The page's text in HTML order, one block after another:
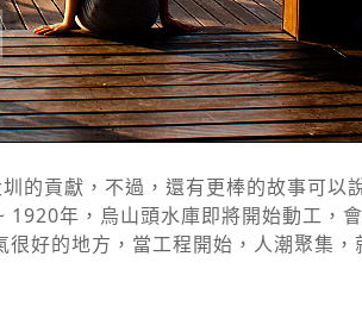
的貢獻，不過，還有更棒的故事可以
年，烏山頭水庫即將開始動工，
好的地方，當工程開始，人潮聚集，